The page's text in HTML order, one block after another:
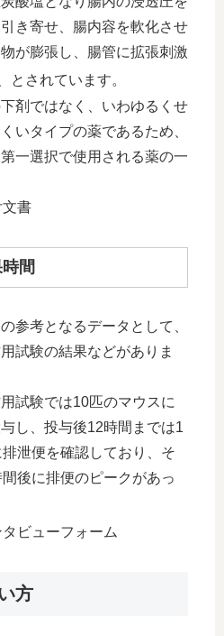
き寄せ、腸内容を軟化させ
が膨張し、腸管に拡張刺激
とされています。
剤ではなく、いわゆるくせ
いタイプの薬であるため、
一選択で使用される薬の一
書
間
参考となるデータとして、
試験の結果などがありま
試験では10匹のマウスに
し、投与後12時間までは1
泄便を確認しており、そ
後に排便のピークがあっ
ビューフォーム
方